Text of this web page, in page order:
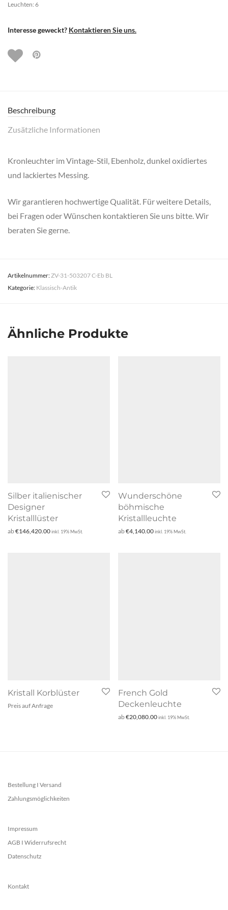
Leuchten: 6
Interesse geweckt? Kontaktieren Sie uns.
Beschreibung
Zusätzliche Informationen
Kronleuchter im Vintage-Stil, Ebenholz, dunkel oxidiertes
und lackiertes Messing.
Wir garantieren hochwertige Qualität. Für weitere Details,
bei Fragen oder Wünschen kontaktieren Sie uns bitte. Wir
beraten Sie gerne.
Artikelnummer:ZV-31-503207 C-Eb BL
Kategorie: Klassisch-Antik
Ähnliche Produkte
Silber italienischer
Designer
Kristalllüster
ab€146,420.00inkl. 19% MwSt.
Wunderschöne
böhmische
Kristallleuchte
ab€4,140.00inkl. 19% MwSt.
Kristall Korblüster
Preis auf Anfrage
French Gold
Deckenleuchte
ab€20,080.00inkl. 19% MwSt.
Bestellung I Versand
Zahlungsmöglichkeiten
Impressum
AGB I Widerrufsrecht
Datenschutz
Kontakt